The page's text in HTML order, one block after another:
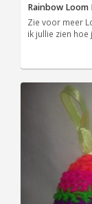
Rainbow Loom
Zie voor meer
ik jullie zien hoe